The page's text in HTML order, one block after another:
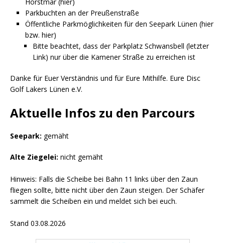
Parkbuchten an der Preußenstraße
Öffentliche Parkmöglichkeiten für den Seepark Lünen (hier
bzw. hier)
Bitte beachtet, dass der Parkplatz Schwansbell (letzter
Link) nur über die Kamener Straße zu erreichen ist
Danke für Euer Verständnis und für Eure Mithilfe. Eure Disc
Golf Lakers Lünen e.V.
Aktuelle Infos zu den Parcours
Seepark: gemäht
Alte Ziegelei: nicht gemäht
Hinweis: Falls die Scheibe bei Bahn 11 links über den Zaun
fliegen sollte, bitte nicht über den Zaun steigen. Der Schäfer
sammelt die Scheiben ein und meldet sich bei euch.
Stand 03.08.2026